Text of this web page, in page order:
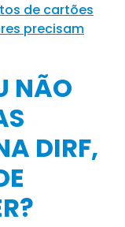
de cartões
precisam
NÃO
DIRF,